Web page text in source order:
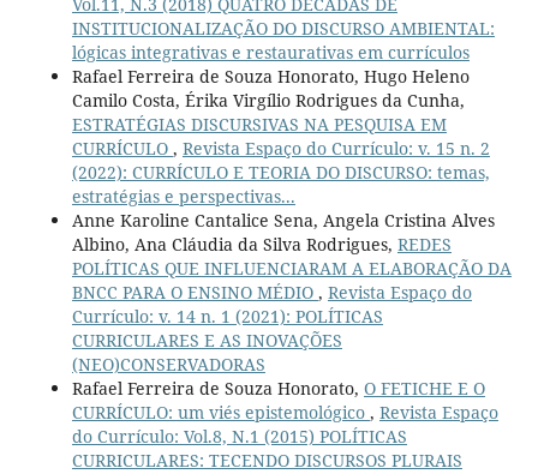
INSTITUCIONALIZAÇÃO DO DISCURSO AMBIENTAL:
lógicas integrativas e restaurativas em currículos
Rafael Ferreira de Souza Honorato, Hugo Heleno
Camilo Costa, Érika Virgílio Rodrigues da Cunha,
ESTRATÉGIAS DISCURSIVAS NA PESQUISA EM
CURRÍCULO , Revista Espaço do Currículo: v. 15 n. 2
(2022): CURRÍCULO E TEORIA DO DISCURSO: temas,
estratégias e perspectivas...
Anne Karoline Cantalice Sena, Angela Cristina Alves
Albino, Ana Cláudia da Silva Rodrigues, REDES
POLÍTICAS QUE INFLUENCIARAM A ELABORAÇÃO DA
BNCC PARA O ENSINO MÉDIO , Revista Espaço do
Currículo: v. 14 n. 1 (2021): POLÍTICAS
CURRICULARES E AS INOVAÇÕES
(NEO)CONSERVADORAS
Rafael Ferreira de Souza Honorato, O FETICHE E O
CURRÍCULO: um viés epistemológico , Revista Espaço
do Currículo: Vol.8, N.1 (2015) POLÍTICAS
CURRICULARES: TECENDO DISCURSOS PLURAIS